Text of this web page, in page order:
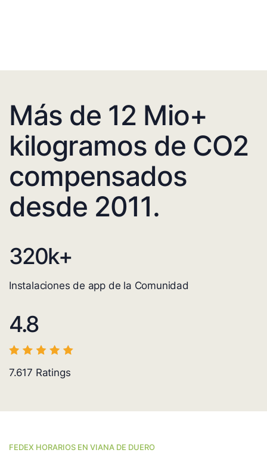
Más de 12 Mio+
kilogramos de CO2
compensados
desde 2011.
320k+
Instalaciones de app de la Comunidad
4.8
7.617 Ratings
FEDEX HORARIOS EN VIANA DE DUERO